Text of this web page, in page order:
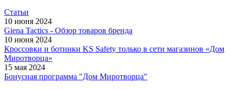
Статьи
10 июня 2024
Giena Tactics - Обзор товаров бренда
10 июня 2024
Кроссовки и ботинки KS Safety только в сети магазинов «Дом
Миротворца»
15 мая 2024
Бонусная программа "Дом Миротворца"